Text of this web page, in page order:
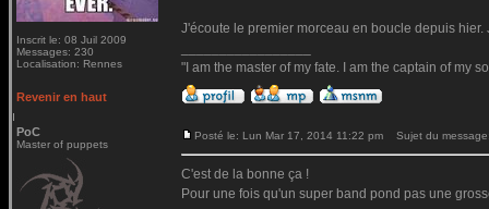
Inscrit le: 08 Juil 2009
Messages: 230
Localisation: Rennes
J'écoute le premier morceau en boucle depuis
"I am the master of my fate. I am the captain of my
Revenir en haut
PoC
Master of puppets
Posté le: Lun Mar 17, 2014 11:22 pm Sujet du
C'est de la bonne ça !
Pour une fois qu'un super band pond pas une